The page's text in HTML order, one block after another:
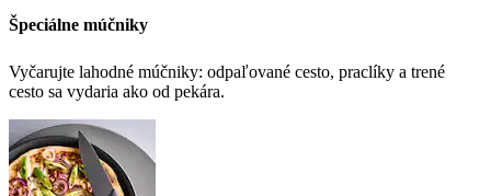
Špeciálne múčniky
Vyčarujte lahodné múčniky: odpaľované cesto, praclíky a trené
cesto sa vydaria ako od pekára.